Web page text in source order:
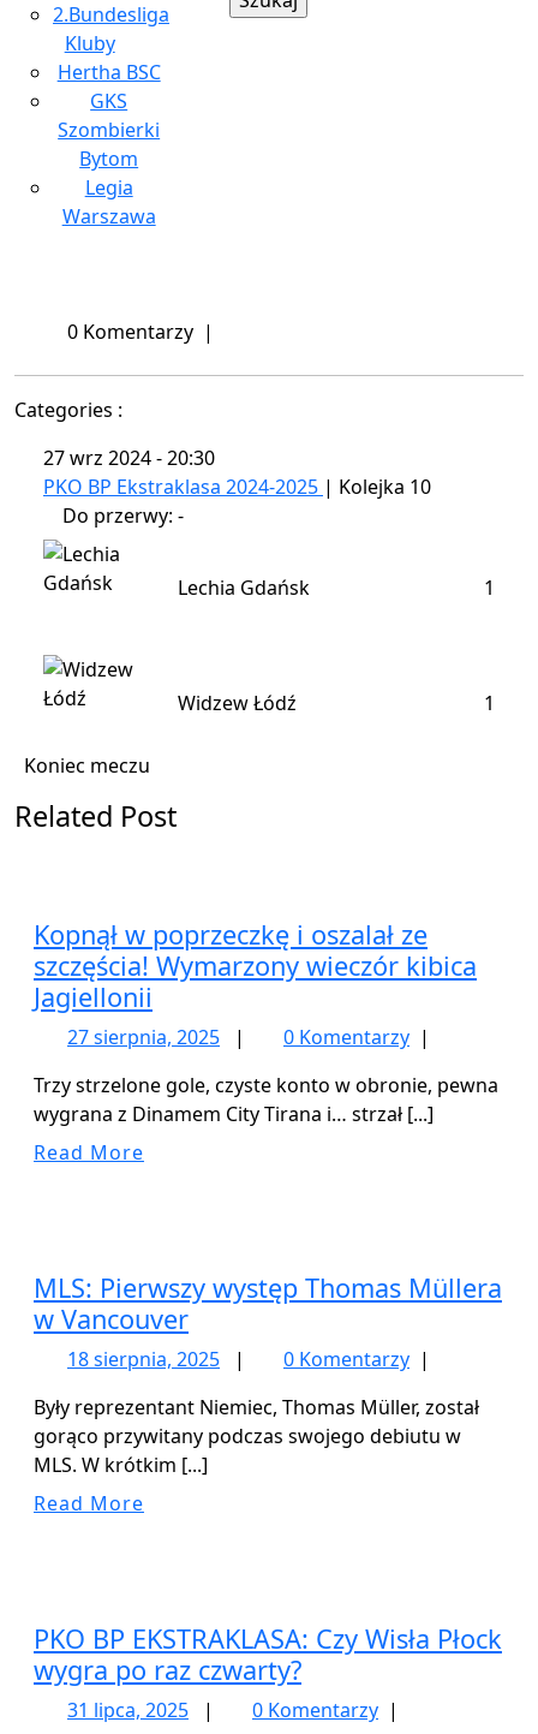
2.Bundesliga
Kluby
Hertha BSC
GKS
Szombierki
Bytom
Legia
Warszawa
0 Komentarzy |
Categories :
27 wrz 2024-20:30
PKO BP Ekstraklasa 2024-2025 | Kolejka 10
Do przerwy: -
Lechia Gdańsk 1
Widzew Łódź 1
Koniec meczu
Related Post
Kopnął w poprzeczkę i oszalał ze
szczęścia! Wymarzony wieczór kibica
Jagiellonii
27 sierpnia, 202527
2025
| 0 Komentarzy |
Trzy strzelone gole, czyste konto w obronie, pewna
wygrana z Dinamem City Tirana i… strzał [...]
Read More
MLS: Pierwszy występ Thomas Müllera
w Vancouver
18 sierpnia, 202518
2025
| 0 Komentarzy |
Były reprezentant Niemiec, Thomas Müller, został
gorąco przywitany podczas swojego debiutu w
MLS. W krótkim [...]
Read More
PKO BP EKSTRAKLASA: Czy Wisła Płock
wygra po raz czwarty?
31 lipca, 202531| 0 Komentarzy |